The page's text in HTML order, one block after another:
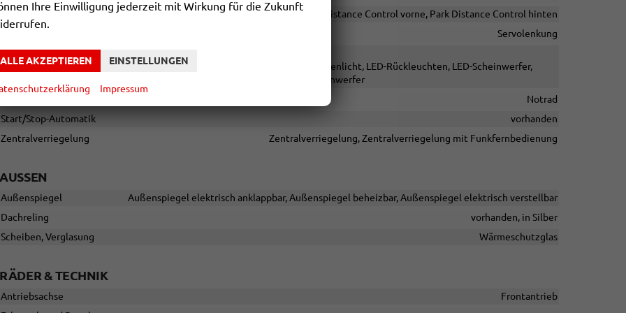
Einparkhilfe
Park Distance Control vorne, Park Distance Control hinten
Servolenkung
Lichttechnik
Kurvenlicht, Lichtsensor, Nebelscheinwerfer, Nebelscheinwerfer mit Kurvenlicht, LED-Rückleuchten, LED-Scheinwerfer,
Fernlichtassistent, LED-Tagfahrlicht, Blendfreies Fernlicht, Voll-LED Scheinwerfer
Notrad
Start/Stop-Automatik
vorhanden
Zentralverriegelung
Zentralverriegelung, Zentralverriegelung mit Funkfernbedienung
AUSSEN
Außenspiegel
Außenspiegel elektrisch anklappbar, Außenspiegel beheizbar, Außenspiegel elektrisch verstellbar
Dachreling
vorhanden, in Silber
Scheiben, Verglasung
Wärmeschutzglas
RÄDER & TECHNIK
Antriebsachse
Frontantrieb
Ihre Einwilligung jederzeit mit Wirkung für die Zukunft
ALLE AKZEPTIEREN EINSTELLUNGEN
Impressum